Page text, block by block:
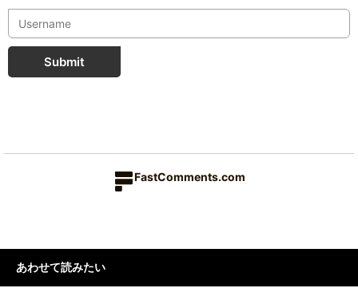
Submit
FastComments.com
あわせて読みたい